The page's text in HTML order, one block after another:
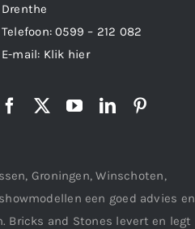
Drenthe
Telefoon:0599 – 212 082
E-mail: Klik hier
Groningen, Winschoten,
een goed advies en
Bricks and Stones levert en legt